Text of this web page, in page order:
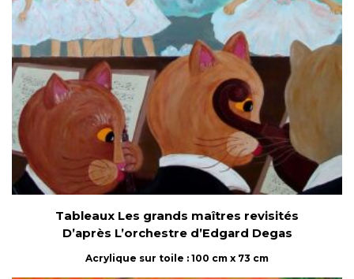
Tableaux Les grands maîtres revisités
D’après L’orchestre d’Edgard Degas
Acrylique sur toile : 100 cm x 73 cm